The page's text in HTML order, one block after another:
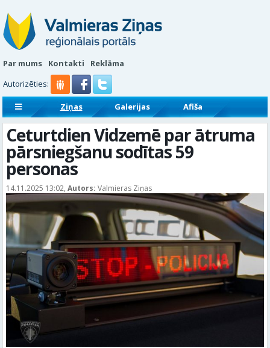
Par mums Kontakti
Reklāma
Autorizēties:
Ziņas Galerijas
Afiša
Sludinājumi
Reklāmraksti
Ceturtdien Vidzemē par ātruma
pārsniegšanu sodītas 59
personas
14.11.2025 13:02, Autors: Valmieras Ziņas